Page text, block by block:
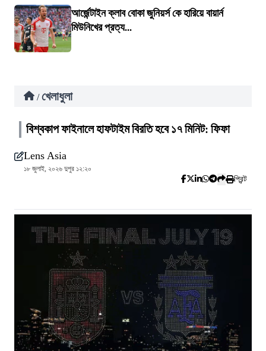
আর্জেন্টাইন ক্লাব বোকা জুনিয়র্স কে হারিয়ে বায়ার্ন
মিউনিখের প্রত্য...
/ খেলাধুলা
বিশ্বকাপ ফাইনালে হাফটাইম বিরতি হবে ১৭ মিনিট: ফিফা
Lens Asia
১৮ জুলাই, ২০২৬ দুপুর ১২:২০
প্রিন্ট